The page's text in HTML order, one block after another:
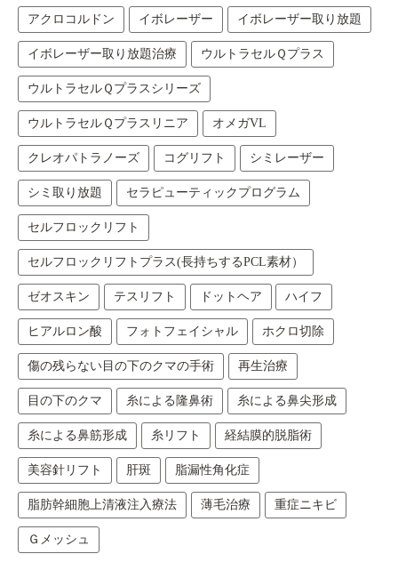
アクロコルドン イボレーザー イボレーザー取り放題
イボレーザー取り放題治療 ウルトラセルＱプラス
ウルトラセルＱプラスシリーズ
ウルトラセルＱプラスリニア オメガVL
クレオパトラノーズ コグリフト シミレーザー
シミ取り放題 セラピューティックプログラム
セルフロックリフト
セルフロックリフトプラス(長持ちするPCL素材）
ゼオスキン テスリフト ドットヘア ハイフ
ヒアルロン酸 フォトフェイシャル ホクロ切除
傷の残らない目の下のクマの手術 再生治療
目の下のクマ 糸による隆鼻術 糸による鼻尖形成
糸による鼻筋形成 糸リフト 経結膜的脱脂術
美容針リフト 肝斑 脂漏性角化症
脂肪幹細胞上清液注入療法 薄毛治療 重症ニキビ
Ｇメッシュ